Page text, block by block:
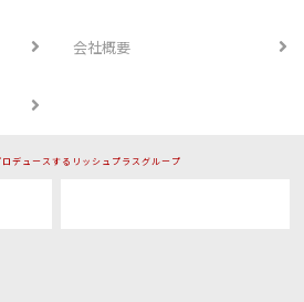
会社概要
デュースするリッシュプラスグループ